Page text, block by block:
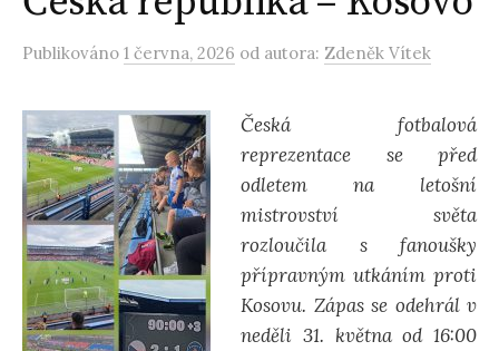
Publikováno 1 června, 2026 od autora: Zdeněk Vítek
Česká fotbalová
reprezentace se před
odletem na letošní
mistrovství světa
rozloučila s fanoušky
přípravným utkáním proti
Kosovu. Zápas se odehrál v
neděli 31. května od 16:00